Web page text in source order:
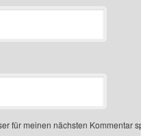
für meinen nächsten Kommentar